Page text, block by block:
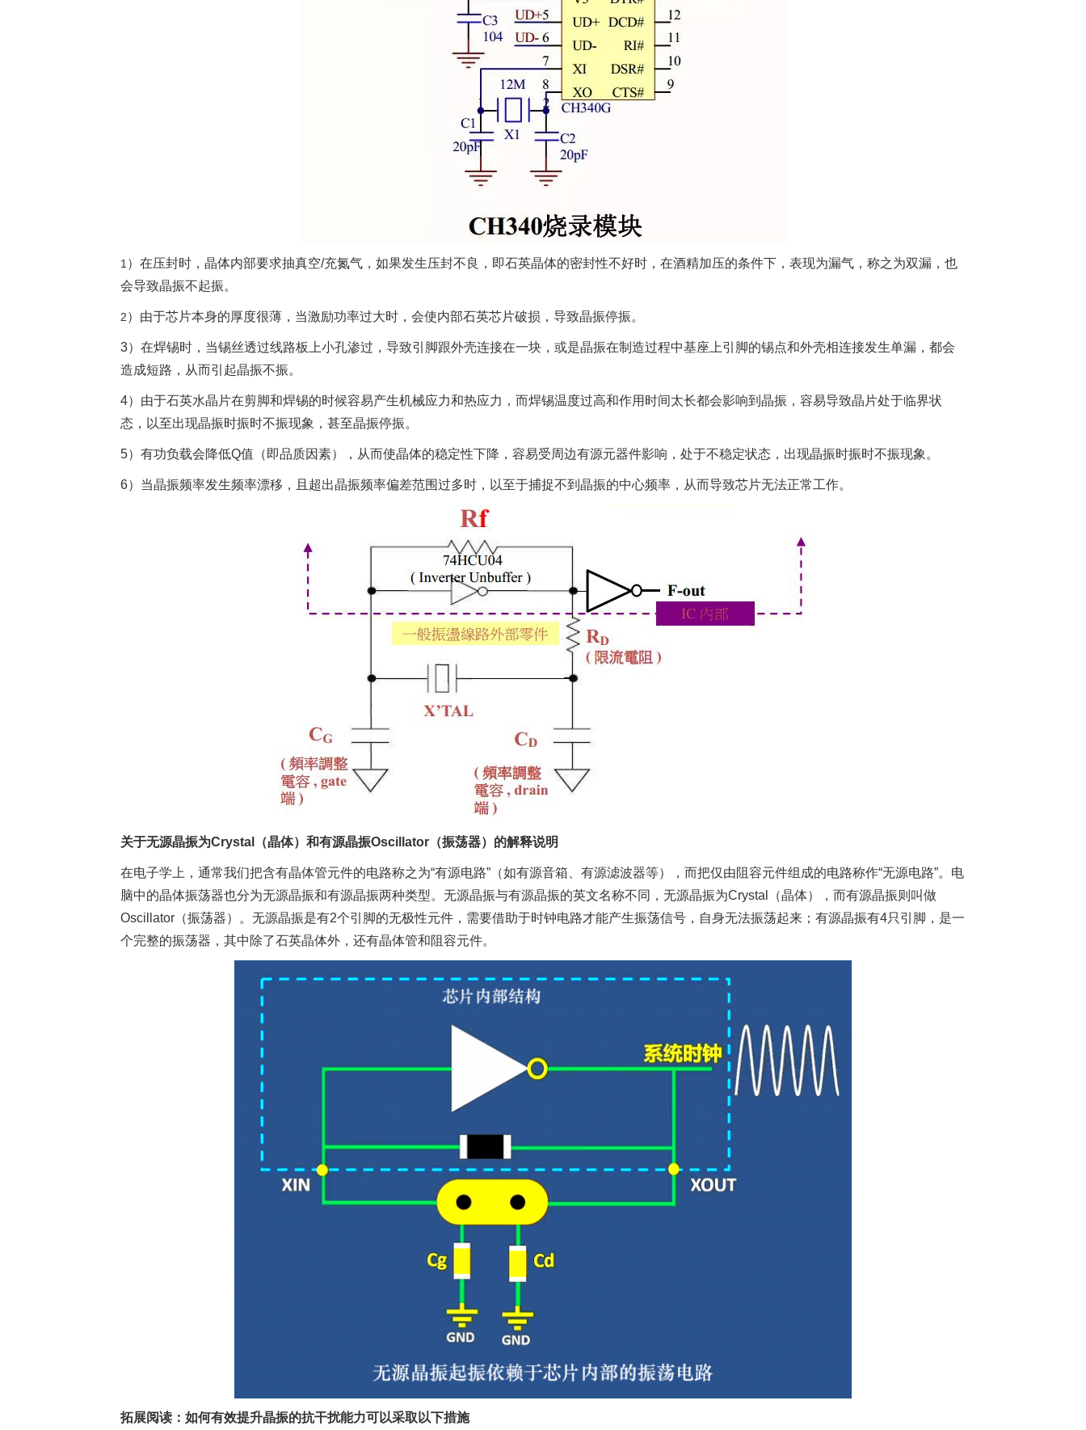
1 ）在压封时，晶体内部要求抽真空/充氮气，如果发生压封不良，即石英晶体的密封性不好时，在酒精加压的条件下，表现为漏气，称之为双漏，也
会导致晶振不起振。
2）由于芯片本身的厚度很薄，当激励功率过大时，会使内部石英芯片破损，导致晶振停振。
3）在焊锡时，当锡丝透过线路板上小孔渗过，导致引脚跟外壳连接在一块，或是晶振在制造过程中基座上引脚的锡点和外壳相连接发生单漏，都会
造成短路，从而引起晶振不振。
4）由于石英水晶片在剪脚和焊锡的时候容易产生机械应力和热应力，而焊锡温度过高和作用时间太长都会影响到晶振，容易导致晶片处于临界状
态，以至出现晶振时振时不振现象，甚至晶振停振。
5）有功负载会降低Q值（即品质因素），从而使晶体的稳定性下降，容易受周边有源元器件影响，处于不稳定状态，出现晶振时振时不振现象。
6）当晶振频率发生频率漂移，且超出晶振频率偏差范围过多时，以至于捕捉不到晶振的中心频率，从而导致芯片无法正常工作。
关于无源晶振为Crystal（晶体）和有源晶振Oscillator（振荡器）的解释说明
在电子学上，通常我们把含有晶体管元件的电路称之为“有源电路”（如有源音箱、有源滤波器等），而把仅由阻容元件组成的电路称作“无源电路”。电
脑中的晶体振荡器也分为无源晶振和有源晶振两种类型。无源晶振与有源晶振的英文名称不同，无源晶振为Crystal（晶体），而有源晶振则叫做
Oscillator（振荡器）。无源晶振是有2个引脚的无极性元件，需要借助于时钟电路才能产生振荡信号，自身无法振荡起来；有源晶振有4只引脚，是一
个完整的振荡器，其中除了石英晶体外，还有晶体管和阻容元件。
拓展阅读：如何有效提升晶振的抗干扰能力可以采取以下措施